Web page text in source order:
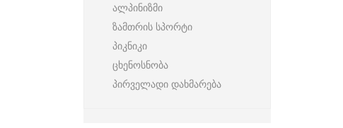
ალპინიზმი
ზამთრის სპორტი
პიკნიკი
ცხენოსნობა
პირველადი დახმარება